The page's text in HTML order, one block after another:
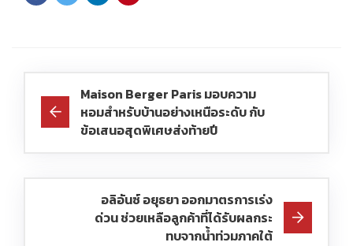
Maison Berger Paris มอบความ
หอมสำหรับบ้านอย่างเหนือระดับ กับ
ข้อเสนอสุดพิเศษส่งท้ายปี
อลิอันซ์ อยุธยา ออกมาตรการเร่ง
ด่วน ช่วยเหลือลูกค้าที่ได้รับผลกระ
ทบจากน้ำท่วมภาคใต้